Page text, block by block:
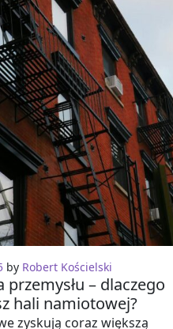
i Uroda
Bezpieczeństwo
firmy
by Robert Kościelski
przemysłu – dlaczego
hali namiotowej?
zyskują coraz większą